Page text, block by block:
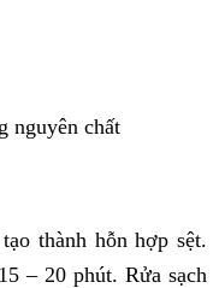
nguyên chất
thành hỗn hợp sệt.
– 20 phút. Rửa sạch